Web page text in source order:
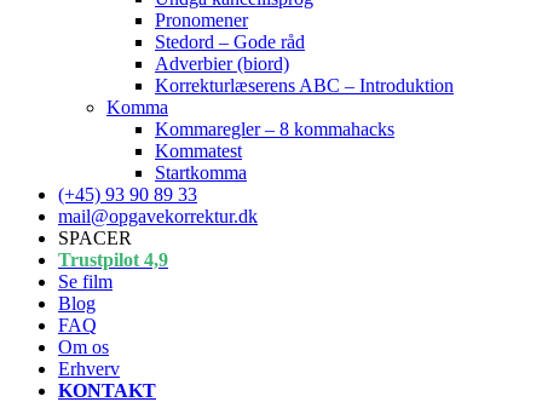
Pronomener
Stedord – Gode råd
Adverbier (biord)
Korrekturlæserens ABC – Introduktion
Komma
Kommaregler – 8 kommahacks
Kommatest
Startkomma
(+45) 93 90 89 33
mail@opgavekorrektur.dk
SPACER
Trustpilot 4,9
Se film
Blog
FAQ
Om os
Erhverv
KONTAKT